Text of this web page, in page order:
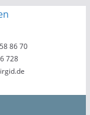
86 70
728